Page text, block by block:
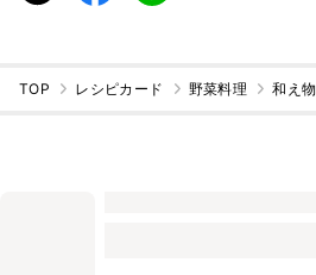
TOP レシピカード 野菜料理 和え物